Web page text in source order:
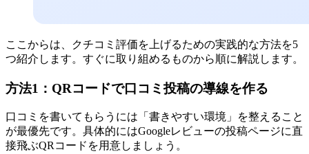
ここからは、クチコミ評価を上げるための実践的な方法を5
つ紹介します。すぐに取り組めるものから順に解説します。
方法1：QRコードで口コミ投稿の導線を作る
口コミを書いてもらうには「書きやすい環境」を整えること
が最優先です。具体的にはGoogleレビューの投稿ページに直
接飛ぶQRコードを用意しましょう。